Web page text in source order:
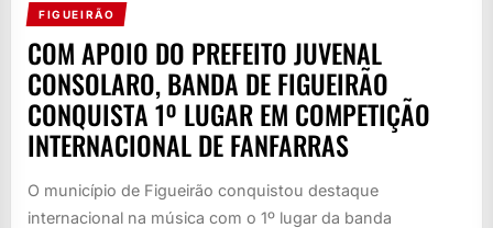
FIGUEIRÃO
COM APOIO DO PREFEITO JUVENAL
CONSOLARO, BANDA DE FIGUEIRÃO
CONQUISTA 1º LUGAR EM COMPETIÇÃO
INTERNACIONAL DE FANFARRAS
O município de Figueirão conquistou destaque
internacional na música com o 1º lugar da banda